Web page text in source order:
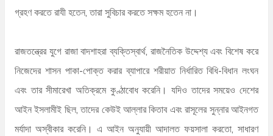
গ্রহণ করতে রাযী হতেন, তারা সুবিচার করতে সক্ষম হতেন না।
রাজতন্ত্রের যুগে রাজা বাদশাহরা ব্যক্তিস্বার্থ, রাজনৈতিক উদ্দেশ্য এবং বিশেষ করে
নিজেদের শাসন পাকা-পোক্ত করার ব্যাপারে শরীয়াত নির্ধারিত বিধি-বিধান লংঘন
এবং তার সীমারেখা অতিক্রমে কুণ্ঠাবোধ করেনি। যদিও তাদের সময়েও দেশের
আইন ইসলামীই ছিল, তাদের কেউই আল্লার কিতাব এবং রাসূলের সুন্নার আইনগত
মর্যাদা অস্বীকার করেনি। এ আইন অনুযায়ী আদালত ফয়সালা করতো, সাধারণ